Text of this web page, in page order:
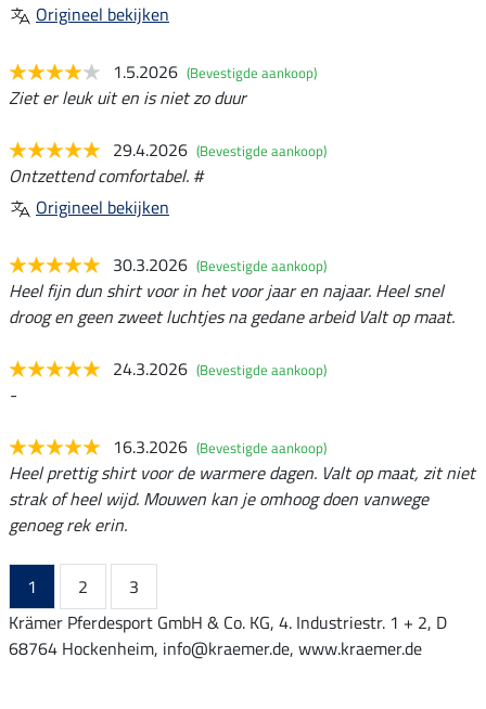
Origineel bekijken
1.5.2026 (Bevestigde aankoop)
Ziet er leuk uit en is niet zo duur
29.4.2026 (Bevestigde aankoop)
Ontzettend comfortabel. #
Origineel bekijken
30.3.2026 (Bevestigde aankoop)
Heel fijn dun shirt voor in het voor jaar en najaar. Heel snel
droog en geen zweet luchtjes na gedane arbeid Valt op maat.
24.3.2026 (Bevestigde aankoop)
-
16.3.2026 (Bevestigde aankoop)
Heel prettig shirt voor de warmere dagen. Valt op maat, zit niet
strak of heel wijd. Mouwen kan je omhoog doen vanwege
genoeg rek erin.
1 2
3
Krämer Pferdesport GmbH & Co. KG, 4. Industriestr. 1 + 2, D
68764 Hockenheim, info@kraemer.de, www.kraemer.de